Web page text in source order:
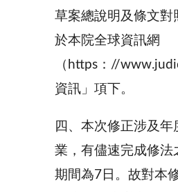
草案總說明及條文對
於本院全球資訊網
（https：//
資訊」項下。
四、本次修正涉及
業，有儘速完成修
期間為7日。故對本